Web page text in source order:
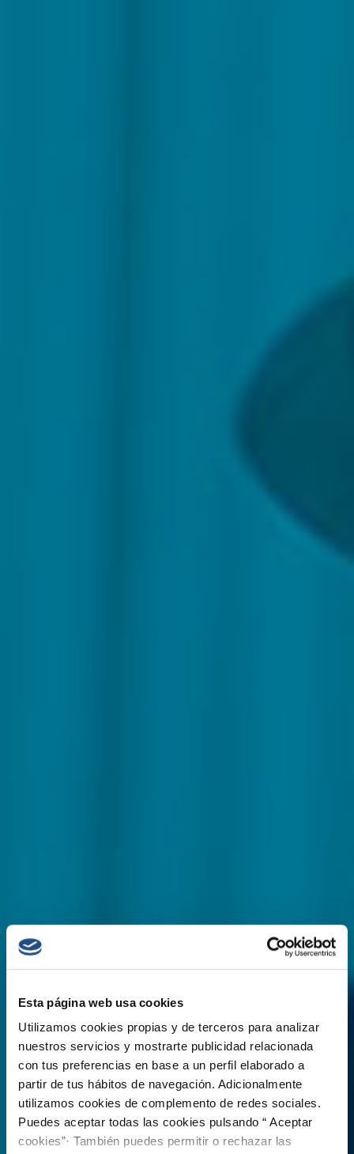
Esta página web usa cookies
Utilizamos cookies propias y de terceros para analizar
nuestros servicios y mostrarte publicidad relacionada
con tus preferencias en base a un perfil elaborado a
partir de tus hábitos de navegación. Adicionalmente
utilizamos cookies de complemento de redes sociales.
Puedes aceptar todas las cookies pulsando “ Aceptar
cookies”· También puedes permitir o rechazar las